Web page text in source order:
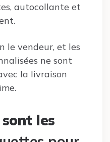
autocollante et
le vendeur, et les
ne sont
la livraison
les